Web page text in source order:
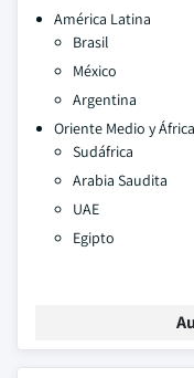
América Latina
Brasil
México
Argentina
Oriente Medio y África
Sudáfrica
Arabia Saudita
UAE
Egipto